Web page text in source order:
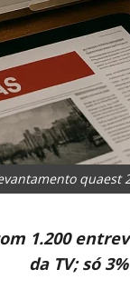
quaest
1.200
da TV; só